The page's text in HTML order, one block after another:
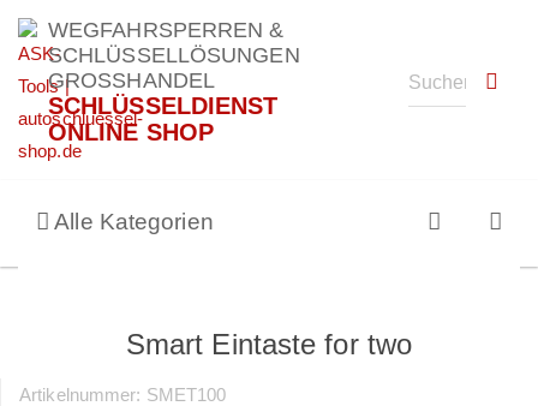
WEGFAHRSPERREN &
SCHLÜSSELLÖSUNGEN
GROSSHANDEL
SCHLÜSSELDIENST
ONLINE SHOP
Alle Kategorien
Smart Eintaste for two
Artikelnummer: SMET100